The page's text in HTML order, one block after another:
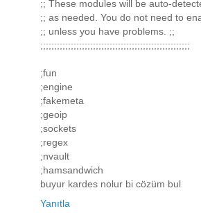
;; These modules will be auto-
;; as needed. You do not need to
;; unless you have problems. ;;
;;;;;;;;;;;;;;;;;;;;;;;;;;;;;;;;;;;;;;;;;;;;;;;;;;;;;;
;fun
;engine
;fakemeta
;geoip
;sockets
;regex
;nvault
;hamsandwich
buyur kardes nolur bi cözüm bul
Yanıtla